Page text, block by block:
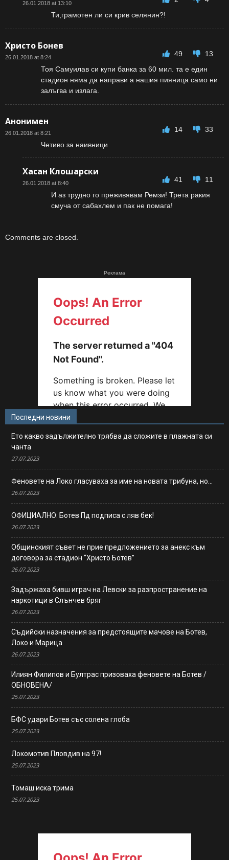
26.01.2018 at 13:10
Ти,грамотен ли си крив селянин?!
Христо Бонев
26.01.2018 at 8:24 49
13
Тоя Самуилав си купи банка за 60 мил. та е един
стадион няма да направи а нашия пияница само ни
залъгва и излага.
Анонимен
26.01.2018 at 8:21 14
33
Четиво за наивници
Хасан Клошарски
26.01.2018 at 8:40 41
11
И аз трудно го преживявам Ремзи! Трета ракия
смуча от сабахлем и пак не помага!
Comments are closed.
Реклама
Последни новини
Ето какво задължително трябва да сложите в плажната си
чанта
27.07.2023
Феновете на Локо гласуваха за име на новата трибуна, но…
26.07.2023
ОФИЦИАЛНО: Ботев Пд подписа с ляв бек!
26.07.2023
Общинският съвет не прие предложението за анекс към
договора за стадион “Христо Ботев”
26.07.2023
Задържаха бивш играч на Левски за разпространение на
наркотици в Слънчев бряг
26.07.2023
Съдийски назначения за предстоящите мачове на Ботев,
Локо и Марица
26.07.2023
Илиян Филипов и Бултрас призоваха феновете на Ботев /
ОБНОВЕНА/
25.07.2023
БФС удари Ботев със солена глоба
25.07.2023
Локомотив Пловдив на 97!
25.07.2023
Томаш иска трима
25.07.2023